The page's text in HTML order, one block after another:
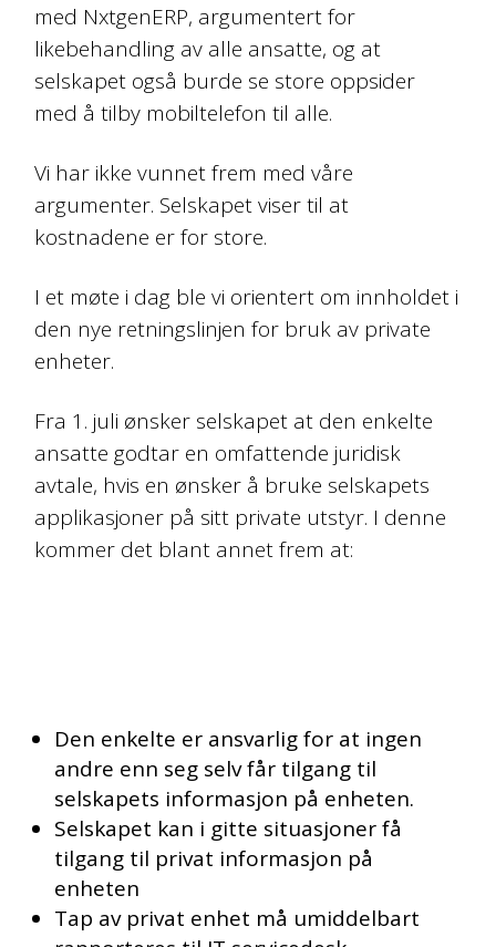
med NxtgenERP, argumentert for
likebehandling av alle ansatte, og at
selskapet også burde se store oppsider
med å tilby mobiltelefon til alle.
Vi har ikke vunnet frem med våre
argumenter. Selskapet viser til at
kostnadene er for store.
I et møte i dag ble vi orientert om innholdet i
den nye retningslinjen for bruk av private
enheter.
Fra 1. juli ønsker selskapet at den enkelte
ansatte godtar en omfattende juridisk
avtale, hvis en ønsker å bruke selskapets
applikasjoner på sitt private utstyr. I denne
kommer det blant annet frem at:
Den enkelte er ansvarlig for at ingen
andre enn seg selv får tilgang til
selskapets informasjon på enheten.
Selskapet kan i gitte situasjoner få
tilgang til privat informasjon på
enheten
Tap av privat enhet må umiddelbart